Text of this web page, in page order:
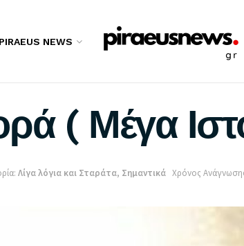
PIRAEUS NEWS
( Μέγα
Λίγα λόγια και Σταράτα, Σημαντικά Χρόνος